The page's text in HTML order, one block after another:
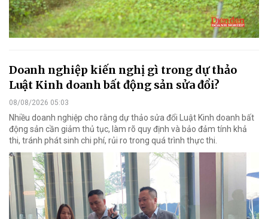
Doanh nghiệp kiến nghị gì trong dự thảo
Luật Kinh doanh bất động sản sửa đổi?
08/08/2026 05:03
Nhiều doanh nghiệp cho rằng dự thảo sửa đổi Luật Kinh doanh bất
động sản cần giảm thủ tục, làm rõ quy định và bảo đảm tính khả
thi, tránh phát sinh chi phí, rủi ro trong quá trình thực thi.